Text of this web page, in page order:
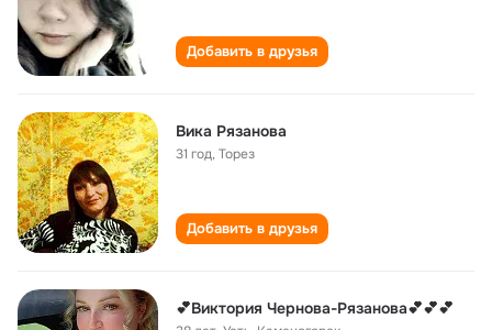
Добавить в друзья
Вика Рязанова
31 год,Торез
Добавить в друзья
💕Виктория Чернова-Рязанова💕💕💕